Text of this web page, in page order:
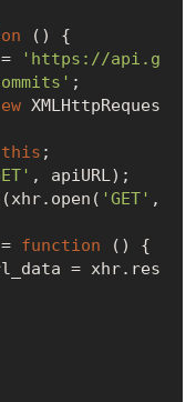
( ) {
'https://api.g
;
XMLHttpReques
this ;
, apiURL);
'GET' ,
=
function ( ) {